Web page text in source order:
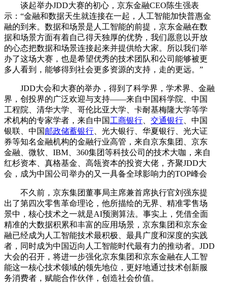
谈起举办JDD大赛的初心，京东金融CEO陈生强表
示：“金融和数据天生就连接在一起，人工智能加快普惠金
融的到来。数据和场景是人工智能的前提，京东金融在数
据和场景方面有着自己得天独厚的优势，我们愿意以开放
的心态把数据和场景连接起来并提供给大家。所以我们举
办了这场大赛，也是希望优秀的技术团队和公司能够被更
多人看到，能够得到社会更多资源的支持，走的更远。”
JDD大会和大赛的举办，得到了科学界，学术界、金融
界，创投界的广泛欢迎与支持——来自中国科学院、中国
工程院、清华大学、哥伦比亚大学、卡耐基梅隆大学等学
术机构的专家学者，来自中国工商银行 交通银行 、中国
银联、中国邮政储蓄银行 、光大银行、华夏银行、光大证
券等知名金融机构的金融行业高管，来自京东集团、京东
金融、微软、IBM、360集团等科技公司的技术大咖，来自
红杉资本、真格基金、高瓴资本的投资大佬，齐聚JDD大
会，成为中国公司举办的又一具备全球影响力的TOP峰会
不久前，京东集团董事局主席兼首席执行官刘强东提
出了第四次零售革命理论，他所描绘的无界、精准零售场
景中，核心技术之一就是AI预测算法。事实上，凭借全面
精准的大数据积累和丰富的应用场景，京东集团和京东金
融已经成为人工智能技术最积极、最具广度和深度的实践
者，同时成为中国迈向人工智能时代最有力的推动者。JDD
大会的召开，将进一步强化京东集团和京东金融在人工智
能这一核心技术领域的领先地位，更好地通过技术创新服
务消费者，赋能合作伙伴，创造社会价值。